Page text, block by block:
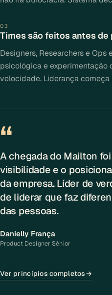
03
Times são feitos antes de
Designers, Researchers e Ops
psicológica e experimentação
velocidade. Liderança
“
A chegada do Mailton
visibilidade e o
da empresa. Líder de
de liderar que faz
das pessoas.
Danielly França
Product Designer Sênior
Ver princípios completos→